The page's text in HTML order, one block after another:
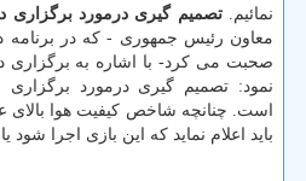
نمائیم.تصمیم گیری درمورد برگزاری
معاون رئیس جمهوری - که در برنامه
صحبت می کرد- با اشاره به برگزاری
نمود: تصمیم گیری درمورد
باید اعلام نماید که این بازی اجرا شود یا خیر؟